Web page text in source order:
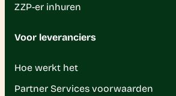
ZZP-er inhuren
Voor leveranciers
Hoe werkt het
Partner Services voorwaarden